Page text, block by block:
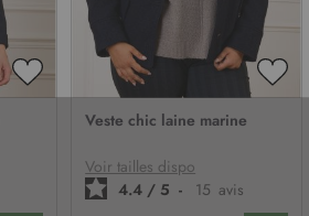
AJOUTER
D’ENVIE
Veste chic laine marine
Voir tailles dispo
4.4 / 5 - 15 avis